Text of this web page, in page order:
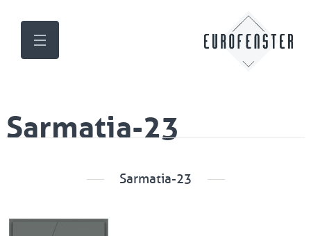
Sarmatia-23
Sarmatia-23